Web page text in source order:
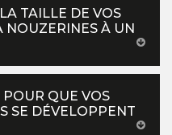
TAILLE DE VOS
NOUZERINES À UN
POUR QUE VOS
SE DÉVELOPPENT